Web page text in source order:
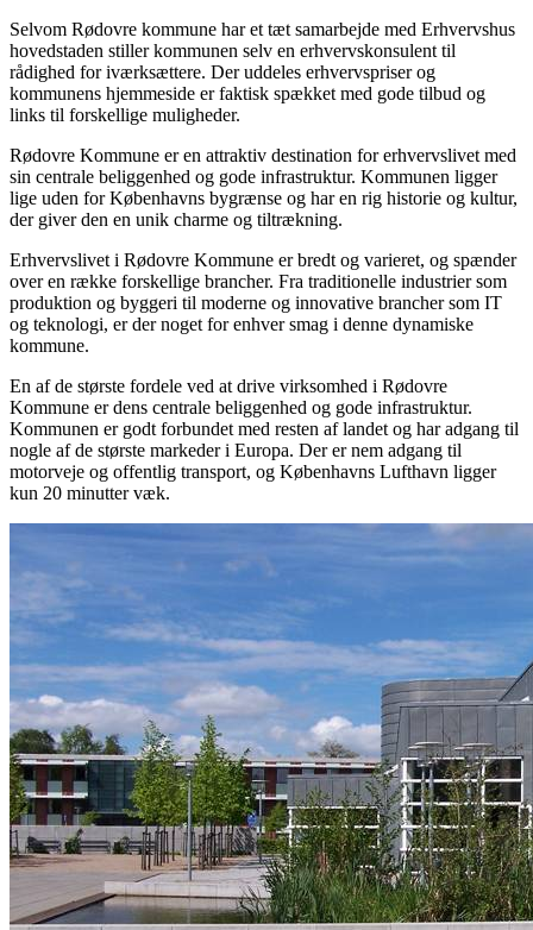
Selvom Rødovre kommune har et tæt samarbejde med Erhvervshus
hovedstaden stiller kommunen selv en erhvervskonsulent til
rådighed for iværksættere. Der uddeles erhvervspriser og
kommunens hjemmeside er faktisk spækket med gode tilbud og
links til forskellige muligheder.
Rødovre Kommune er en attraktiv destination for erhvervslivet med
sin centrale beliggenhed og gode infrastruktur. Kommunen ligger
lige uden for Københavns bygrænse og har en rig historie og kultur,
der giver den en unik charme og tiltrækning.
Erhvervslivet i Rødovre Kommune er bredt og varieret, og spænder
over en række forskellige brancher. Fra traditionelle industrier som
produktion og byggeri til moderne og innovative brancher som IT
og teknologi, er der noget for enhver smag i denne dynamiske
kommune.
En af de største fordele ved at drive virksomhed i Rødovre
Kommune er dens centrale beliggenhed og gode infrastruktur.
Kommunen er godt forbundet med resten af landet og har adgang til
nogle af de største markeder i Europa. Der er nem adgang til
motorveje og offentlig transport, og Københavns Lufthavn ligger
kun 20 minutter væk.